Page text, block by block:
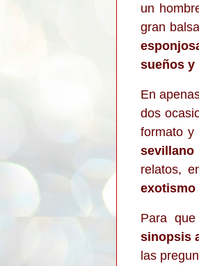
un
gran
sueños y
En
dos
formato y
sevillano
relatos,
exotismo
Para
sinopsis
las